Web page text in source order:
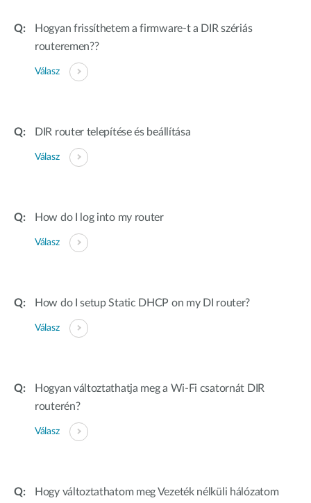
Hogyan frissíthetem a firmware-t a DIR szériás
routeremen??
Válasz
DIR router telepítése és beállítása
Válasz
How do I log into my router
Válasz
How do I setup Static DHCP on my DI router?
Válasz
Hogyan változtathatja meg a Wi-Fi csatornát DIR
routerén?
Válasz
Hogy változtathatom meg Vezeték nélküli hálózatom